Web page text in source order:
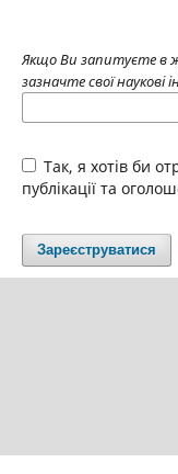
Якщо Ви запитуєте в
зазначте свої наукові
Так, я хотів би
публікації та
Зареєструватися